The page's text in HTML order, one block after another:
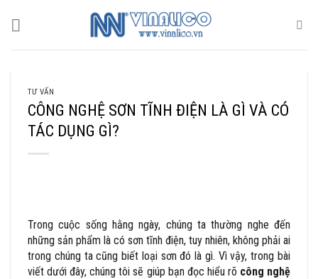
TƯ VẤN
CÔNG NGHỆ SƠN TĨNH ĐIỆN LÀ GÌ VÀ CÓ
TÁC DỤNG GÌ?
Trong cuộc sống hằng ngày, chúng ta thường nghe đến
những sản phẩm là có sơn tĩnh điện, tuy nhiên, không phải ai
trong chúng ta cũng biết loại sơn đó là gì. Vì vậy, trong bài
viết dưới đây, chúng tôi sẽ giúp bạn đọc hiểu rõ công nghệ